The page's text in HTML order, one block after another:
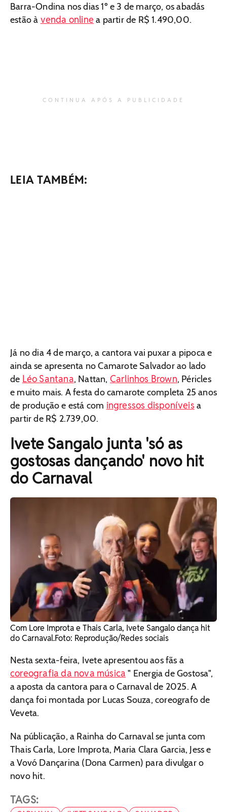
Barra-Ondina nos dias 1º e 3 de março, os abadás
estão à venda online a partir de R$ 1.490,00.
CONTINUA APÓS A PUBLICIDADE
LEIA TAMBÉM:
Já no dia 4 de março, a cantora vai puxar a pipoca e
ainda se apresenta no Camarote Salvador ao lado
de Léo Santana, Nattan, Carlinhos Brown, Péricles
e muito mais. A festa do camarote completa 25 anos
de produção e está com ingressos disponíveis a
partir de R$ 2.739,00.
Ivete Sangalo junta 'só as
gostosas dançando' novo hit
do Carnaval
Com Lore Improta e Thais Carla, Ivete Sangalo dança hit
do Carnaval. ​Foto: Reprodução/Redes sociais
Nesta sexta-feira, Ivete apresentou aos fãs a
coreografia da nova música " Energia de Gostosa",
a aposta da cantora para o Carnaval de 2025. A
dança foi montada por Lucas Souza, coreografo de
Veveta.
Na públicação, a Rainha do Carnaval se junta com
Thais Carla, Lore Improta, Maria Clara Garcia, Jess e
a Vovó Dançarina (Dona Carmen) para divulgar o
novo hit.
TAGS: